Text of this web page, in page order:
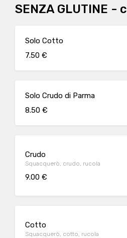
SENZA GLUTINE -
Solo Cotto
7.50 €
Solo Crudo di Parma
8.50 €
Crudo
Squacquerò, crudo, rucola
9.00 €
Cotto
Squacquerò, cotto, rucola